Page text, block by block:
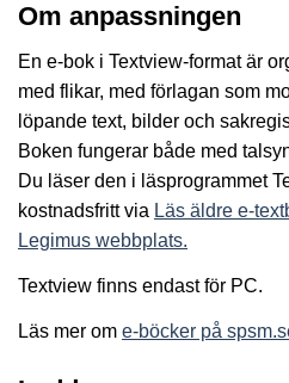
Om anpassningen
En e-bok i Textview-format är
med flikar, med förlagan som
löpande text, bilder och
Boken fungerar både med
Du läser den i läsprogrammet
kostnadsfritt via Läs äldre e-
Legimus webbplats.
Textview finns endast för PC.
Läs mer om e-böcker på